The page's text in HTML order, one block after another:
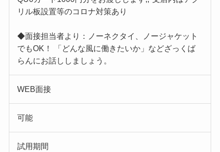
リル板設置等のコロナ対策あり
◆面接担当者より：ノーネクタイ、ノージャケット
でもOK！ 「どんな風に働きたいか」などざっくば
らんにお話ししましょう。
WEB面接
可能
試用期間